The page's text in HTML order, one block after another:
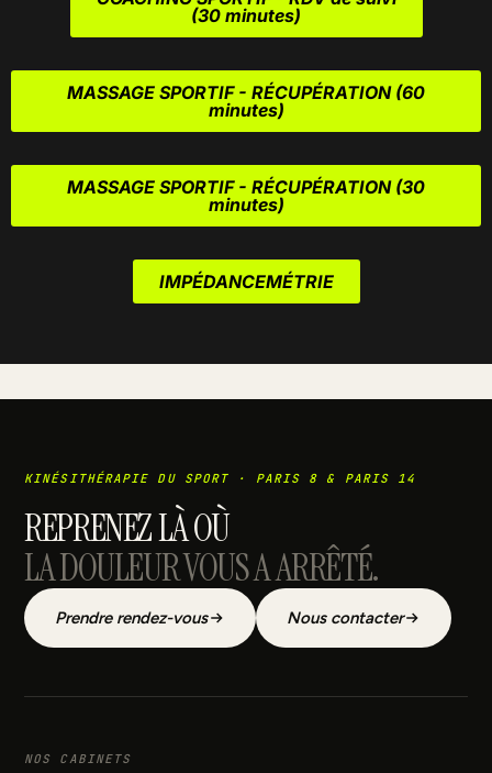
(30 minutes)
MASSAGE SPORTIF - RÉCUPÉRATION (60
minutes)
MASSAGE SPORTIF - RÉCUPÉRATION (30
minutes)
IMPÉDANCEMÉTRIE
KINÉSITHÉRAPIE DU SPORT · PARIS 8 & PARIS 14
REPRENEZ LÀ OÙ
LA DOULEUR VOUS A ARRÊTÉ.
Prendre rendez-vous Nous contacter
NOS CABINETS